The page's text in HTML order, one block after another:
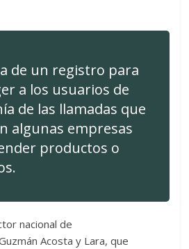
de un registro para
a los usuarios de
de las llamadas que
algunas empresas
productos o
nacional de
Acosta y Lara, que